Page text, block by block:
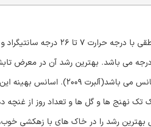
می کند. این گونه قادر به تحمل یخبندان کم تر از -12 درجه می باشد.
تک نهنج ها و گل ها و تعداد روز از غنچه
بهترین رشد را در خاک های با زهکشی